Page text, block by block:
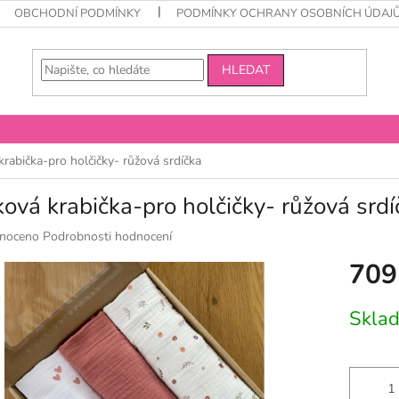
OBCHODNÍ PODMÍNKY PODMÍNKY OCHRANY OSOBNÍCH
HLEDAT
pro holčičky- růžová srdíčka
krabička-pro holčičky- růžová
Podrobnosti hodnocení
cena: